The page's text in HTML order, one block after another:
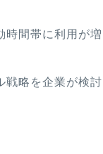
時間帯に利用が増
戦略を企業が検討